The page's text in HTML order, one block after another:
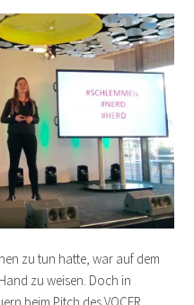
zu tun hatte, war auf dem
zu weisen. Doch in
beim Pitch des VOCER